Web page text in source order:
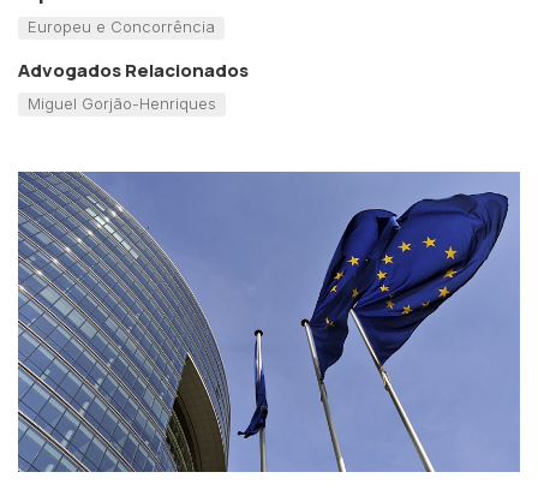
Europeu e Concorrência
Advogados Relacionados
Miguel Gorjão-Henriques